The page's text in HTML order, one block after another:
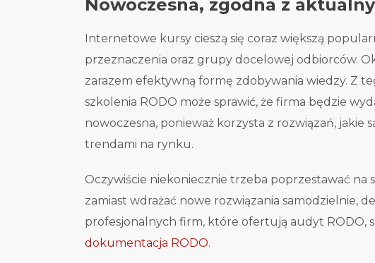
Nowoczesna, zgodna z
Internetowe kursy cieszą się coraz większą
przeznaczenia oraz grupy docelowej odbiorców.
zarazem efektywną formę zdobywania wiedzy. Z
szkolenia RODO może sprawić, że firma będzie
nowoczesna, ponieważ korzysta z rozwiązań, jakie
trendami na rynku.
Oczywiście niekoniecznie trzeba poprzestawać na
zamiast wdrażać nowe rozwiązania samodzielnie,
profesjonalnych firm, które ofertują audyt RODO,
dokumentacja RODO.